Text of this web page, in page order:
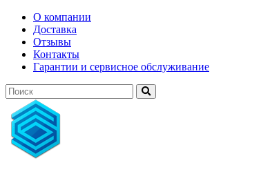
О компании
Доставка
Отзывы
Контакты
Гарантии и сервисное обслуживание